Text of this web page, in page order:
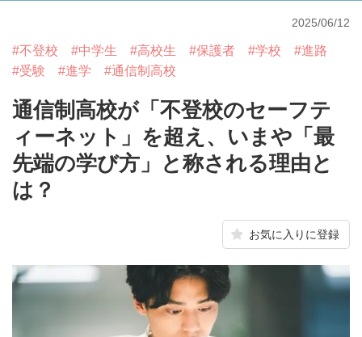
2025/06/12
#不登校 #中学生 #高校生 #保護者 #学校
#進路
#受験
#進学 #通信制高校
通信制高校が「不登校のセーフテ
ィーネット」を超え、いまや「最
先端の学び方」と称される理由と
は？
お気に入りに登録